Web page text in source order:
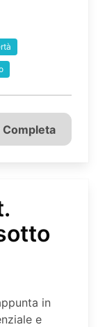
Completa
in
e